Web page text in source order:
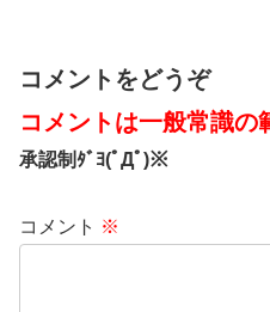
コメントをどうぞ
コメントは一般常識の
承認制ﾀﾞﾖ(ﾟДﾟ)※
コメント ※